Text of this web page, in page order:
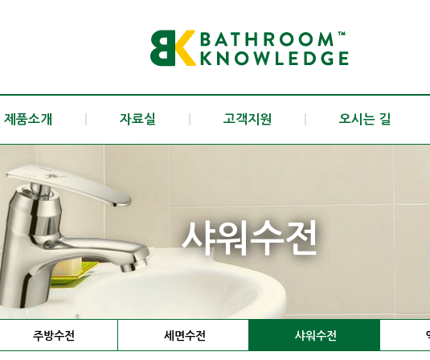
제품소개 자료실 고객지원 오시는 길
샤워수전
주방수전 세면수전 샤워수전